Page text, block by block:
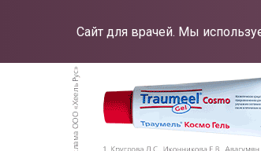
Сайт для врачей. Мы